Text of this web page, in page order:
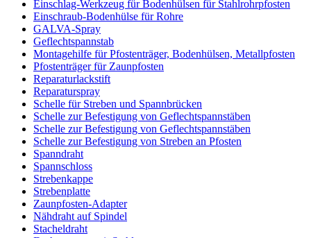
Einschlag-Werkzeug für Bodenhülsen für Stahlrohrpfosten
Einschraub-Bodenhülse für Rohre
GALVA-Spray
Geflechtspannstab
Montagehilfe für Pfostenträger, Bodenhülsen, Metallpfosten
Pfostenträger für Zaunpfosten
Reparaturlackstift
Reparaturspray
Schelle für Streben und Spannbrücken
Schelle zur Befestigung von Geflechtspannstäben
Schelle zur Befestigung von Geflechtspannstäben
Schelle zur Befestigung von Streben an Pfosten
Spanndraht
Spannschloss
Strebenkappe
Strebenplatte
Zaunpfosten-Adapter
Nähdraht auf Spindel
Stacheldraht